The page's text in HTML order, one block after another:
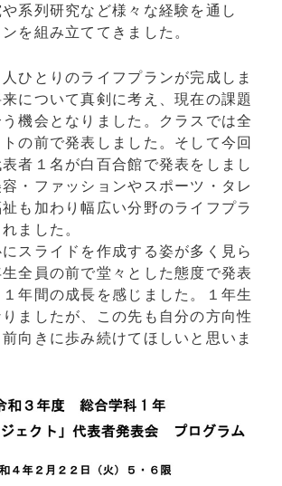
系列研究など様々な経験を通し
を組み立ててきました。
ひとりのライフプランが完成しま
について真剣に考え、現在の課題
機会となりました。クラスでは全
の前で発表しました。そして今回
者 １名が白百合館で発表をしまし
・ファッションやスポーツ・タレ
も加わり幅広い分野のライフプラ
ました。
スライドを作成する姿が多く見ら
全員の前で堂々とした態度で発表
年間の成長を感じました。１年生
ましたが、こ の先も自分の方向性
向きに歩み続けてほしいと思いま